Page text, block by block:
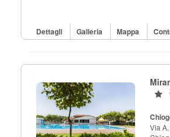
Dettagli Galleria Mappa
Via